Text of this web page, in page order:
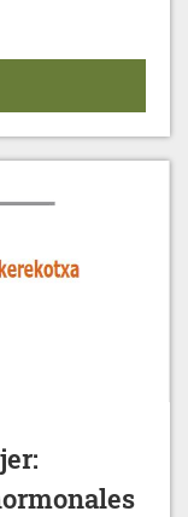
CAMPEONATO DE